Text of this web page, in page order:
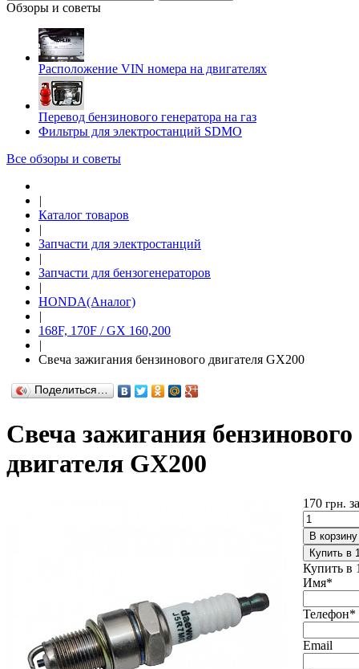
Обзоры и советы
Расположение VIN номера на двигателях
Перевод бензинового генератора на газ
Фильтры для электростанций SDMO
Все обзоры и советы
|
Каталог товаров
|
Запчасти для электростанций
|
Запчасти для бензогенераторов
|
HONDA(Aналог)
|
168F, 170F / GX 160,200
|
Свеча зажигания бензинового двигателя GX200
Поделиться…
Свеча зажигания бензинового
двигателя GX200
170 грн.
В корзину
Купить в
Купить в
Имя*
Телефон*
Email